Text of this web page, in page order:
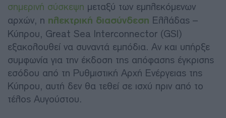
σημερινή σύσκεψη μεταξύ των εμπλεκόμενων
αρχών, η ηλεκτρική διασύνδεση Ελλάδας –
Κύπρου, Great Sea Interconnector (GSI)
εξακολουθεί να συναντά εμπόδια. Αν και υπήρξε
συμφωνία για την έκδοση της απόφασης έγκρισης
εσόδου από τη Ρυθμιστική Αρχή Ενέργειας της
Κύπρου, αυτή δεν θα τεθεί σε ισχύ πριν από το
τέλος Αυγούστου.